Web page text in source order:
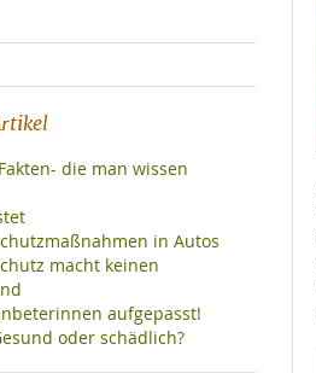
die man wissen
in Autos
macht keinen
aufgepasst!
oder schädlich?